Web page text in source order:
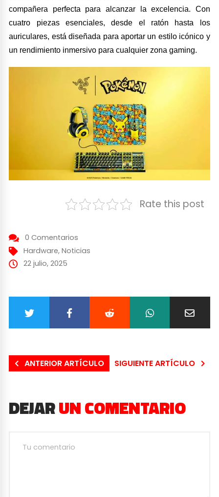
compañera perfecta para alcanzar la excelencia. Con
cuatro piezas esenciales, desde el ratón hasta los
auriculares, está diseñada para aportar un estilo icónico y
un rendimiento inmersivo para cualquier zona gaming.
Rate this post
0 Comentarios
Hardware, Noticias
22 julio, 2025
ANTERIOR ARTÍCULO SIGUIENTE ARTÍCULO
DEJARUN COMENTARIO